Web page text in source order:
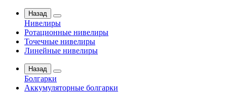
Назад
Нивелиры
Ротационные нивелиры
Точечные нивелиры
Линейные нивелиры
Назад
Болгарки
Аккумуляторные болгарки